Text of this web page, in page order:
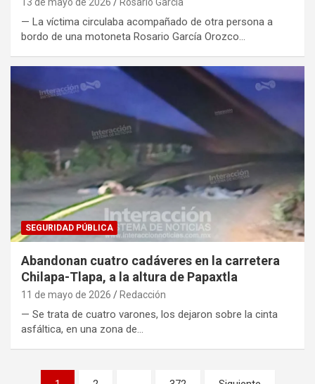
— La víctima circulaba acompañado de otra persona a
bordo de una motoneta Rosario García Orozco…
SEGURIDAD PÚBLICA
Abandonan cuatro cadáveres en la carretera
Chilapa-Tlapa, a la altura de Papaxtla
11 de mayo de 2026 Redacción
— Se trata de cuatro varones, los dejaron sobre la cinta
asfáltica, en una zona de…